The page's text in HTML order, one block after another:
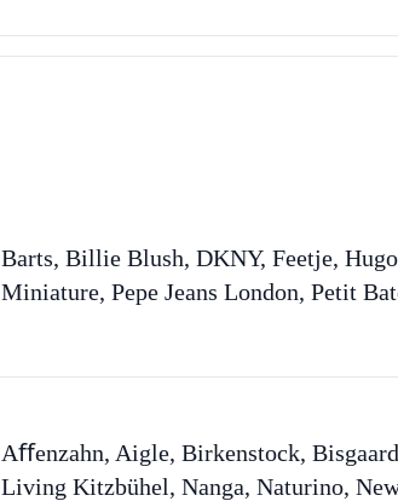
Barts, Billie Blush, DKNY, Feetje,
Miniature, Pepe Jeans London, Petit
Aﬀenzahn, Aigle, Birkenstock,
Living Kitzbühel, Nanga, Naturino,